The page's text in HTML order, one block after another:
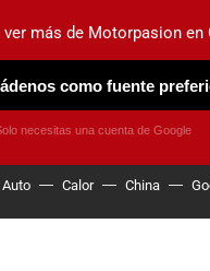
ELÉCTRICOS
Calor China
ver más de Motorpasion en
como fuente
necesitas una cuenta de Google